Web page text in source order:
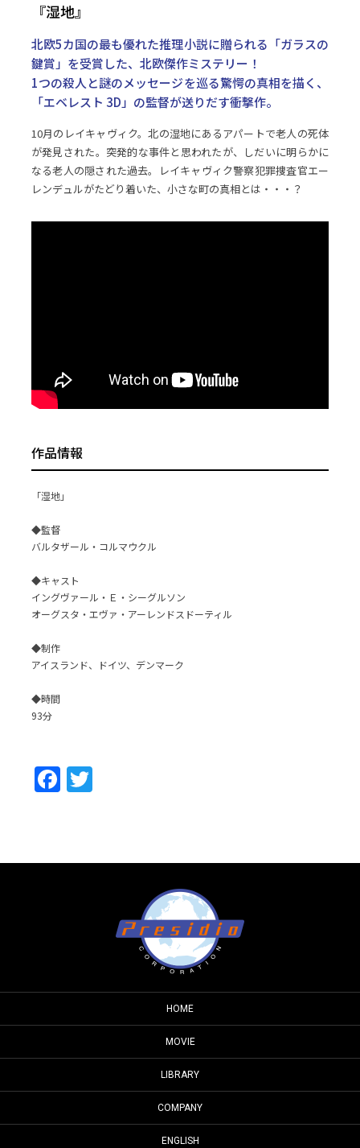
『湿地』
北欧5カ国の最も優れた推理小説に贈られる「ガラスの
鍵賞」を受賞した、北欧傑作ミステリー！
1つの殺人と謎のメッセージを巡る驚愕の真相を描く、
「エベレスト 3D」の監督が送りだす衝撃作。
10月のレイキャヴィク。北の湿地にあるアパートで老人の死体
が発見された。突発的な事件と思われたが、しだいに明らかに
なる老人の隠された過去。レイキャヴィク警察犯罪捜査官エー
レンデュルがたどり着いた、小さな町の真相とは・・・？
作品情報
「湿地」
◆監督
バルタザール・コルマウクル
◆キャスト
イングヴァール・Ｅ・シーグルソン
オーグスタ・エヴァ・アーレンドスドーティル
◆制作
アイスランド、ドイツ、デンマーク
◆時間
93分
Facebook
Twitter
HOME
MOVIE
LIBRARY
COMPANY
ENGLISH